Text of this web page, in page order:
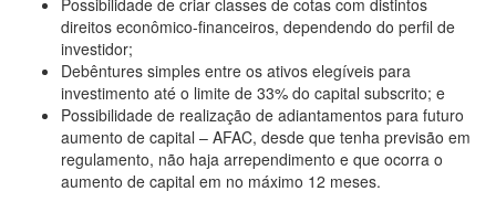
Possibilidade de criar classes de cotas com distintos
direitos econômico-financeiros, dependendo do perfil de
investidor;
Debêntures simples entre os ativos elegíveis para
investimento até o limite de 33% do capital subscrito; e
Possibilidade de realização de adiantamentos para futuro
aumento de capital – AFAC, desde que tenha previsão em
regulamento, não haja arrependimento e que ocorra o
aumento de capital em no máximo 12 meses.